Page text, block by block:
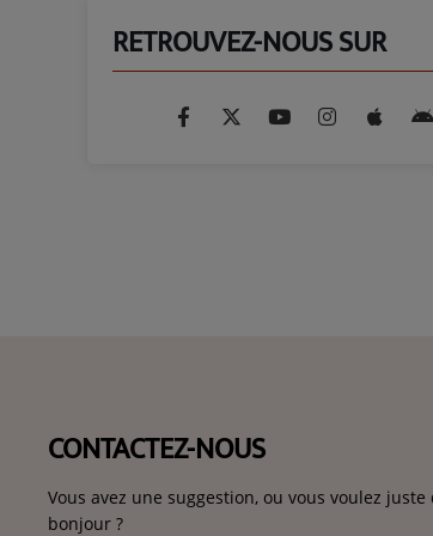
RETROUVEZ-NOUS SUR
CONTACTEZ-NOUS
Vous avez une suggestion, ou vous voulez juste
bonjour ?